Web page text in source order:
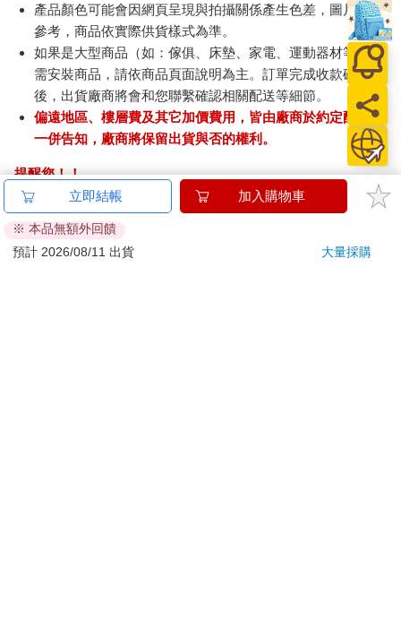
產品顏色可能會因網頁呈現與拍攝關係產生色差，圖片僅供
參考，商品依實際供貨樣式為準。
如果是大型商品（如：傢俱、床墊、家電、運動器材等）及
需安裝商品，請依商品頁面說明為主。訂單完成收款確認
後，出貨廠商將會和您聯繫確認相關配送等細節。
偏遠地區、樓層費及其它加價費用，皆由廠商於約定配送時
一併告知，廠商將保留出貨與否的權利。
提醒您！！
金石堂及銀行均不會請您操作ATM! 如接獲電話要求您前往
ATM提款機，請不要聽從指示，以免受騙上當！
退換貨須知：
立即結帳 加入購物車
※ 本品無額外回饋
預計 2026/08/11 出貨
大量採購